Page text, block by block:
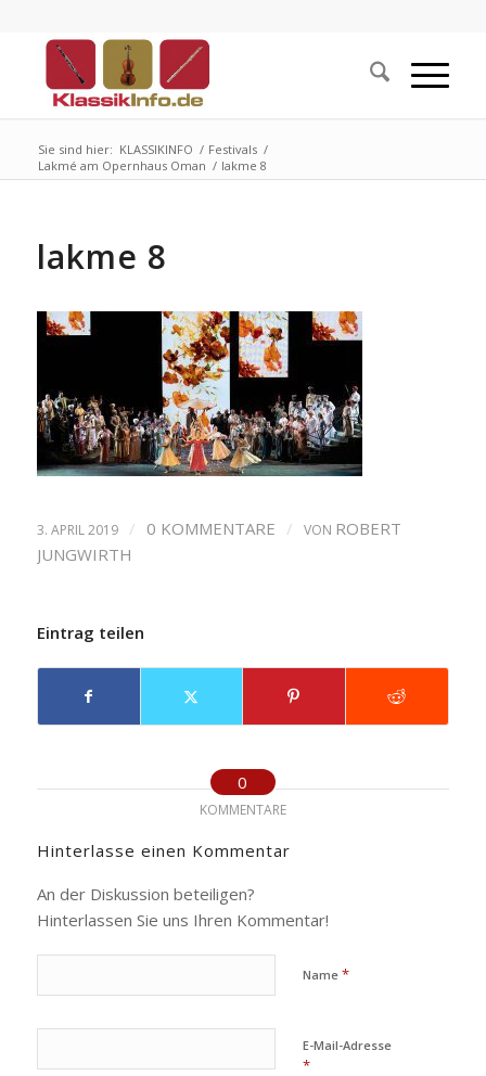
Sie sind hier: KLASSIKINFO / Festivals /
Lakmé am Opernhaus Oman / lakme 8
lakme 8
3. APRIL 2019 / 0 KOMMENTARE / VON ROBERT
JUNGWIRTH
Eintrag teilen
0
KOMMENTARE
Hinterlasse einen Kommentar
An der Diskussion beteiligen?
Hinterlassen Sie uns Ihren Kommentar!
Name *
E-Mail-Adresse
*